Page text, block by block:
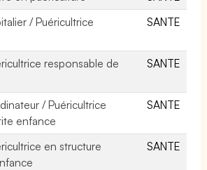
/ Puéricultrice
SANTE
responsable de
SANTE
/ Puéricultrice
enfance
SANTE
en structure
SANTE